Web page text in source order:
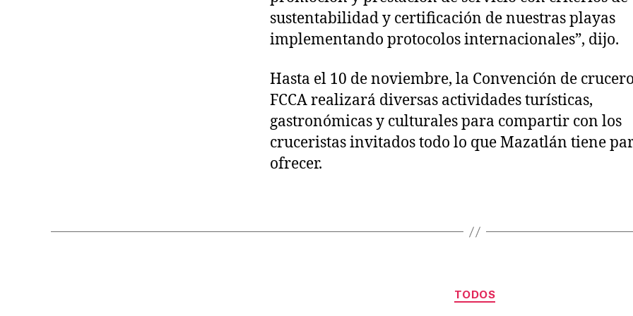
sustentabilidad y certificación de nuestras playas
implementando protocolos internacionales”, dijo.
Hasta el 10 de noviembre, la Convención de
FCCA realizará diversas actividades turísticas,
gastronómicas y culturales para compartir con los
cruceristas invitados todo lo que Mazatlán tiene
ofrecer.
TODOS